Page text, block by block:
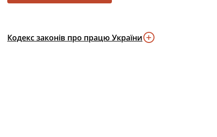
Кодекс законів про працю України